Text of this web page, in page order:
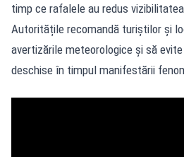
timp ce rafalele au redus
Autoritățile recomandă turiștilor și
avertizările meteorologice și să
deschise în timpul manifestării